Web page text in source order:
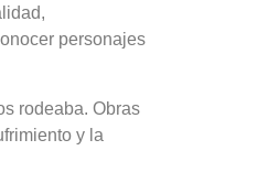
personajes
rodeaba. Obras
y la